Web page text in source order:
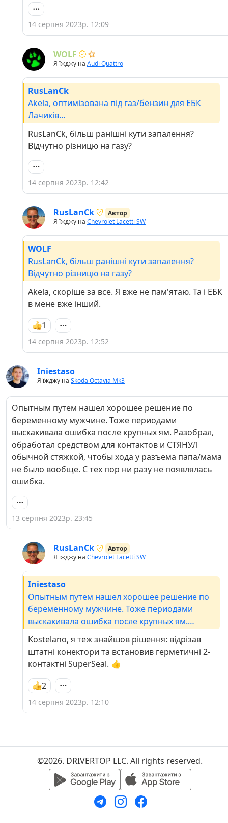
14 серпня 2023р. 12:09
WOLF
Я їжджу на Audi Quattro
RusLanCk
Akela, оптимізована під газ/бензин для ЕБК
Лачиків...
RusLanCk, більш ранішні кути запалення?
Відчутно різницю на газу?
14 серпня 2023р. 12:42
RusLanCk
Автор
Я їжджу на Chevrolet Lacetti SW
WOLF
RusLanCk, більш ранішні кути запалення?
Відчутно різницю на газу?
Akela, скоріше за все. Я вже не пам'ятаю. Та і ЕБК
в мене вже інший.
1
14 серпня 2023р. 12:52
Iniestaso
Я їжджу на Skoda Octavia Mk3
Опытным путем нашел хорошее решение по
беременному мужчине. Тоже периодами
выскакивала ошибка после крупных ям. Разобрал,
обработал средством для контактов и СТЯНУЛ
обычной стяжкой, чтобы хода у разъема папа/мама
не было вообще. С тех пор ни разу не появлялась
ошибка.
13 серпня 2023р. 23:45
RusLanCk
Автор
Я їжджу на Chevrolet Lacetti SW
Iniestaso
Опытным путем нашел хорошее решение по
беременному мужчине. Тоже периодами
выскакивала ошибка после крупных ям.
Разобрал, обработал средством для контактов
и СТЯНУЛ обычной стяжкой, чтобы хода у
разъема папа/мама не было вообще. С тех
пор ни разу не появлялась ошибка.
Kostelano, я теж знайшов рішення: відрізав
штатні конектори та встановив герметичні 2-
контактні SuperSeal. 👍
2
14 серпня 2023р. 12:10
©2026. DRIVERTOP LLC. All rights reserved.